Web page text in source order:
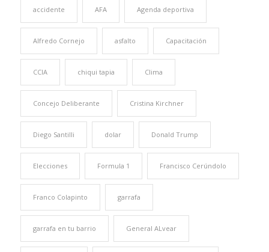
accidente AFA Agenda deportiva
Alfredo Cornejo asfalto Capacitación
CCIA chiqui tapia Clima
Concejo Deliberante Cristina Kirchner
Diego Santilli dolar Donald Trump
Elecciones Formula 1 Francisco Cerúndolo
Franco Colapinto garrafa
garrafa en tu barrio General ALvear